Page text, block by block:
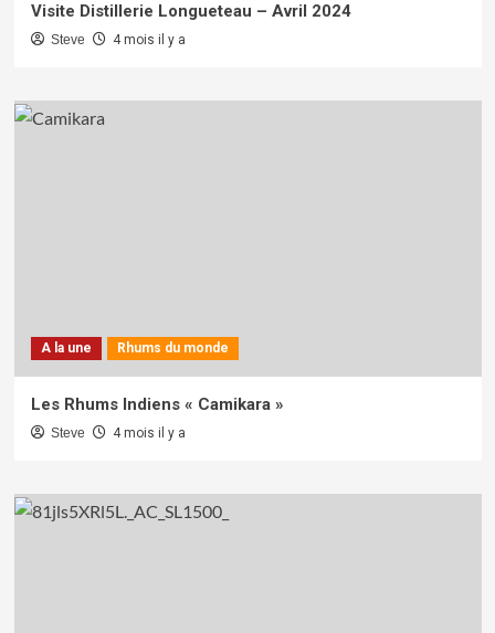
Visite Distillerie Longueteau – Avril 2024
Steve 4 mois il y a
A la une Rhums du monde
Les Rhums Indiens « Camikara »
Steve 4 mois il y a